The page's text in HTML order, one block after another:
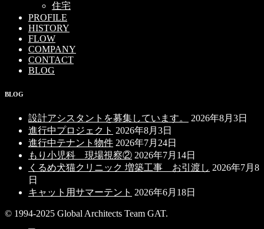
住宅
PROFILE
HISTORY
FLOW
COMPANY
CONTACT
BLOG
BLOG
設計アシスタントを募集しています。
2026年8月3日
進行中プロジェクト 2026年8月3日
進行中テナント物件 2026年7月24日
もり小児科 現場視察② 2026年7月14日
くるめ犬猫クリニック 増築工事 お引渡し 2026年7月8
日
キャット用サマーテント 2026年6月18日
© 1994-2025 Global Architects Team GAT.